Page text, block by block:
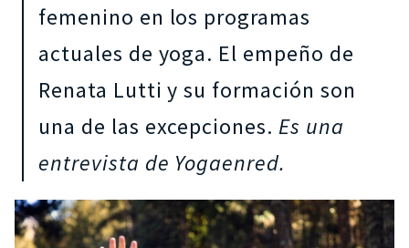
femenino en los programas
actuales de yoga. El empeño de
Renata Lutti y su formación son
una de las excepciones. Es una
entrevista de Yogaenred.